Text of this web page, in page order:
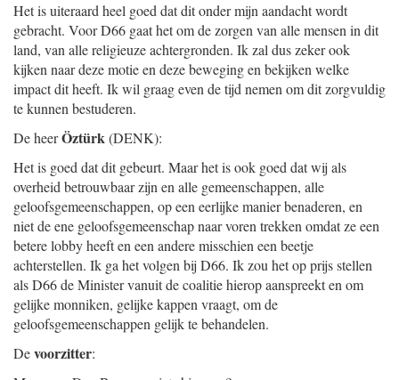
Het is uiteraard heel goed dat dit onder mijn aandacht wordt
gebracht. Voor D66 gaat het om de zorgen van alle mensen in dit
land, van alle religieuze achtergronden. Ik zal dus zeker ook
kijken naar deze motie en deze beweging en bekijken welke
impact dit heeft. Ik wil graag even de tijd nemen om dit zorgvuldig
te kunnen bestuderen.
De heerÖztürk(DENK):
Het is goed dat dit gebeurt. Maar het is ook goed dat wij als
overheid betrouwbaar zijn en alle gemeenschappen, alle
geloofsgemeenschappen, op een eerlijke manier benaderen, en
niet de ene geloofsgemeenschap naar voren trekken omdat ze een
betere lobby heeft en een andere misschien een beetje
achterstellen. Ik ga het volgen bij D66. Ik zou het op prijs stellen
als D66 de Minister vanuit de coalitie hierop aanspreekt en om
gelijke monniken, gelijke kappen vraagt, om de
geloofsgemeenschappen gelijk te behandelen.
Devoorzitter: